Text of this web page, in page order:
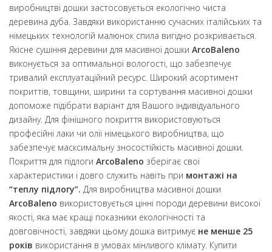
виробництві дошки застосовується екологічно чиста
деревина дуба. Завдяки використанню сучасних італійських та
німецьких технологій малюнок спила вигідно розкривається.
Якісне сушіння деревини для масивної дошки ArcoBaleno
виконується за оптимальної вологості, що забезпечує
тривалий експлуатаційний ресурс. Широкий асортимент
покриттів, товщини, ширини та сортування масивної дошки
допоможе підібрати варіант для Вашого індивідуального
дизайну. Для фінішного покриття використовуються
професійні лаки чи олії німецького виробництва, що
забезпечує масксимальну зносостійкість масивної дошки.
Покриття для підлоги ArcoBaleno зберігає свої
характеристики і довго служить навіть при монтажі на
“теплу підлогу”. Для виробництва масивної дошки
ArcoBaleno використовується цінні породи деревини високої
якості, яка має кращі показники екологічності та
довговічності, завдяки цьому дошка витримує не менше 25
років використання в умовах мінливого клімату. Купити